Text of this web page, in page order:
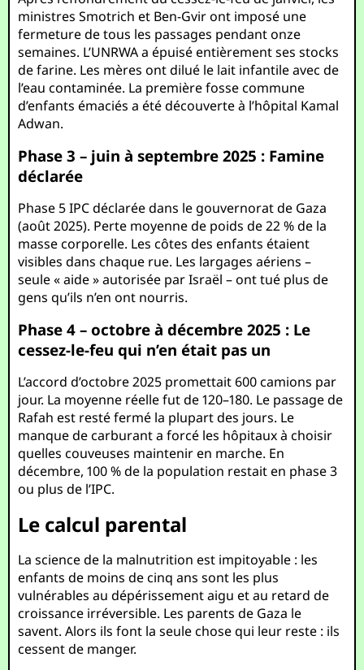
ministres Smotrich et Ben-Gvir ont imposé une
fermeture de tous les passages pendant onze
semaines. L’UNRWA a épuisé entièrement ses stocks
de farine. Les mères ont dilué le lait infantile avec de
l’eau contaminée. La première fosse commune
d’enfants émaciés a été découverte à l’hôpital Kamal
Adwan.
Phase 3 – juin à septembre 2025 : Famine
déclarée
Phase 5 IPC déclarée dans le gouvernorat de Gaza
(août 2025). Perte moyenne de poids de 22 % de la
masse corporelle. Les côtes des enfants étaient
visibles dans chaque rue. Les largages aériens –
seule « aide » autorisée par Israël – ont tué plus de
gens qu’ils n’en ont nourris.
Phase 4 – octobre à décembre 2025 : Le
cessez-le-feu qui n’en était pas un
L’accord d’octobre 2025 promettait 600 camions par
jour. La moyenne réelle fut de 120–180. Le passage de
Rafah est resté fermé la plupart des jours. Le
manque de carburant a forcé les hôpitaux à choisir
quelles couveuses maintenir en marche. En
décembre, 100 % de la population restait en phase 3
ou plus de l’IPC.
Le calcul parental
La science de la malnutrition est impitoyable : les
enfants de moins de cinq ans sont les plus
vulnérables au dépérissement aigu et au retard de
croissance irréversible. Les parents de Gaza le
savent. Alors ils font la seule chose qui leur reste : ils
cessent de manger.